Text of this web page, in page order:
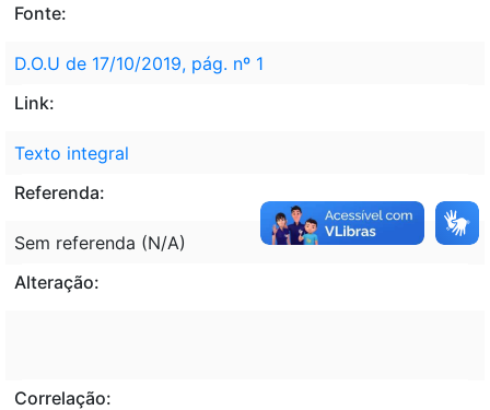
Fonte:
D.O.U de 17/10/2019, pág. nº 1
Link:
Texto integral
Referenda:
Sem referenda (N/A)
Alteração:
Correlação: